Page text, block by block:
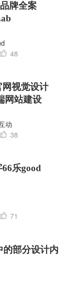
牌全案
48
视觉设计
站建设
动
38
乐good
71
的部分设计内